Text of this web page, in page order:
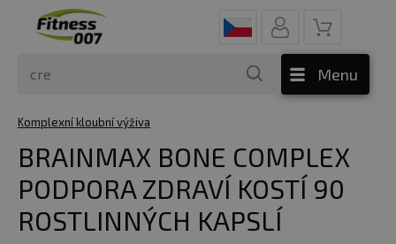
Menu
Komplexní kloubní výživa
BRAINMAX BONE COMPLEX
PODPORA ZDRAVÍ KOSTÍ 90
ROSTLINNÝCH KAPSLÍ